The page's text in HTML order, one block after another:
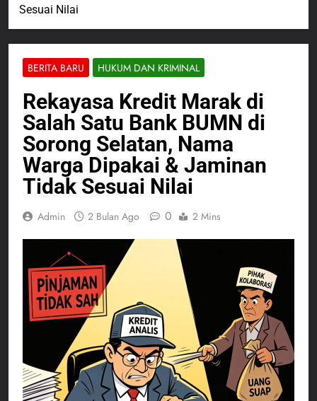
Sesuai Nilai
BERITA BARU HUKUM DAN KRIMINAL
Rekayasa Kredit Marak di
Salah Satu Bank BUMN di
Sorong Selatan, Nama
Warga Dipakai & Jaminan
Tidak Sesuai Nilai
Admin 2 Bulan Ago 0 2 Mins